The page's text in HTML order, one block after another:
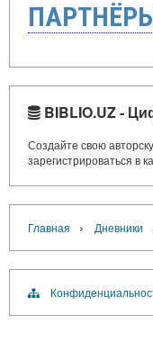
BIBLIO.UZ -
Создайте свою
зарегистрироваться в
Главная › Дневники